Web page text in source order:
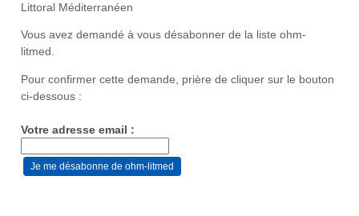
Littoral Méditerranéen
Vous avez demandé à vous désabonner de la liste ohm-
litmed.
Pour confirmer cette demande, prière de cliquer sur le bouton
ci-dessous :
Votre adresse email :